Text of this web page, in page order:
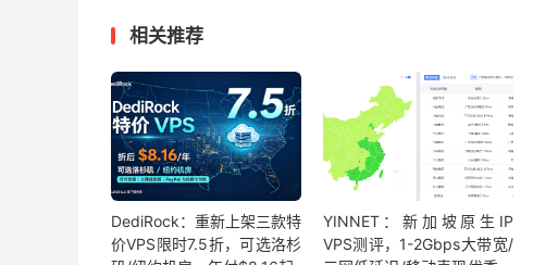
相关推荐
DediRock：重新上架三款特
价VPS限时7.5折，可选洛杉
YINNET：新加坡原生IP
VPS测评，1-2Gbps大带宽/